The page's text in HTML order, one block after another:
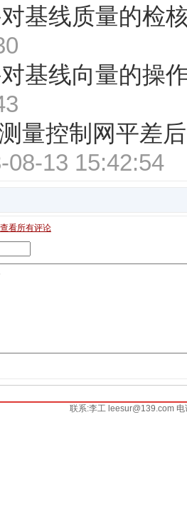
基线质量的检
基线向量的操
量控制网平差
08-13 15:42:54
查看所有评论
联系:李工 leesur@139.com